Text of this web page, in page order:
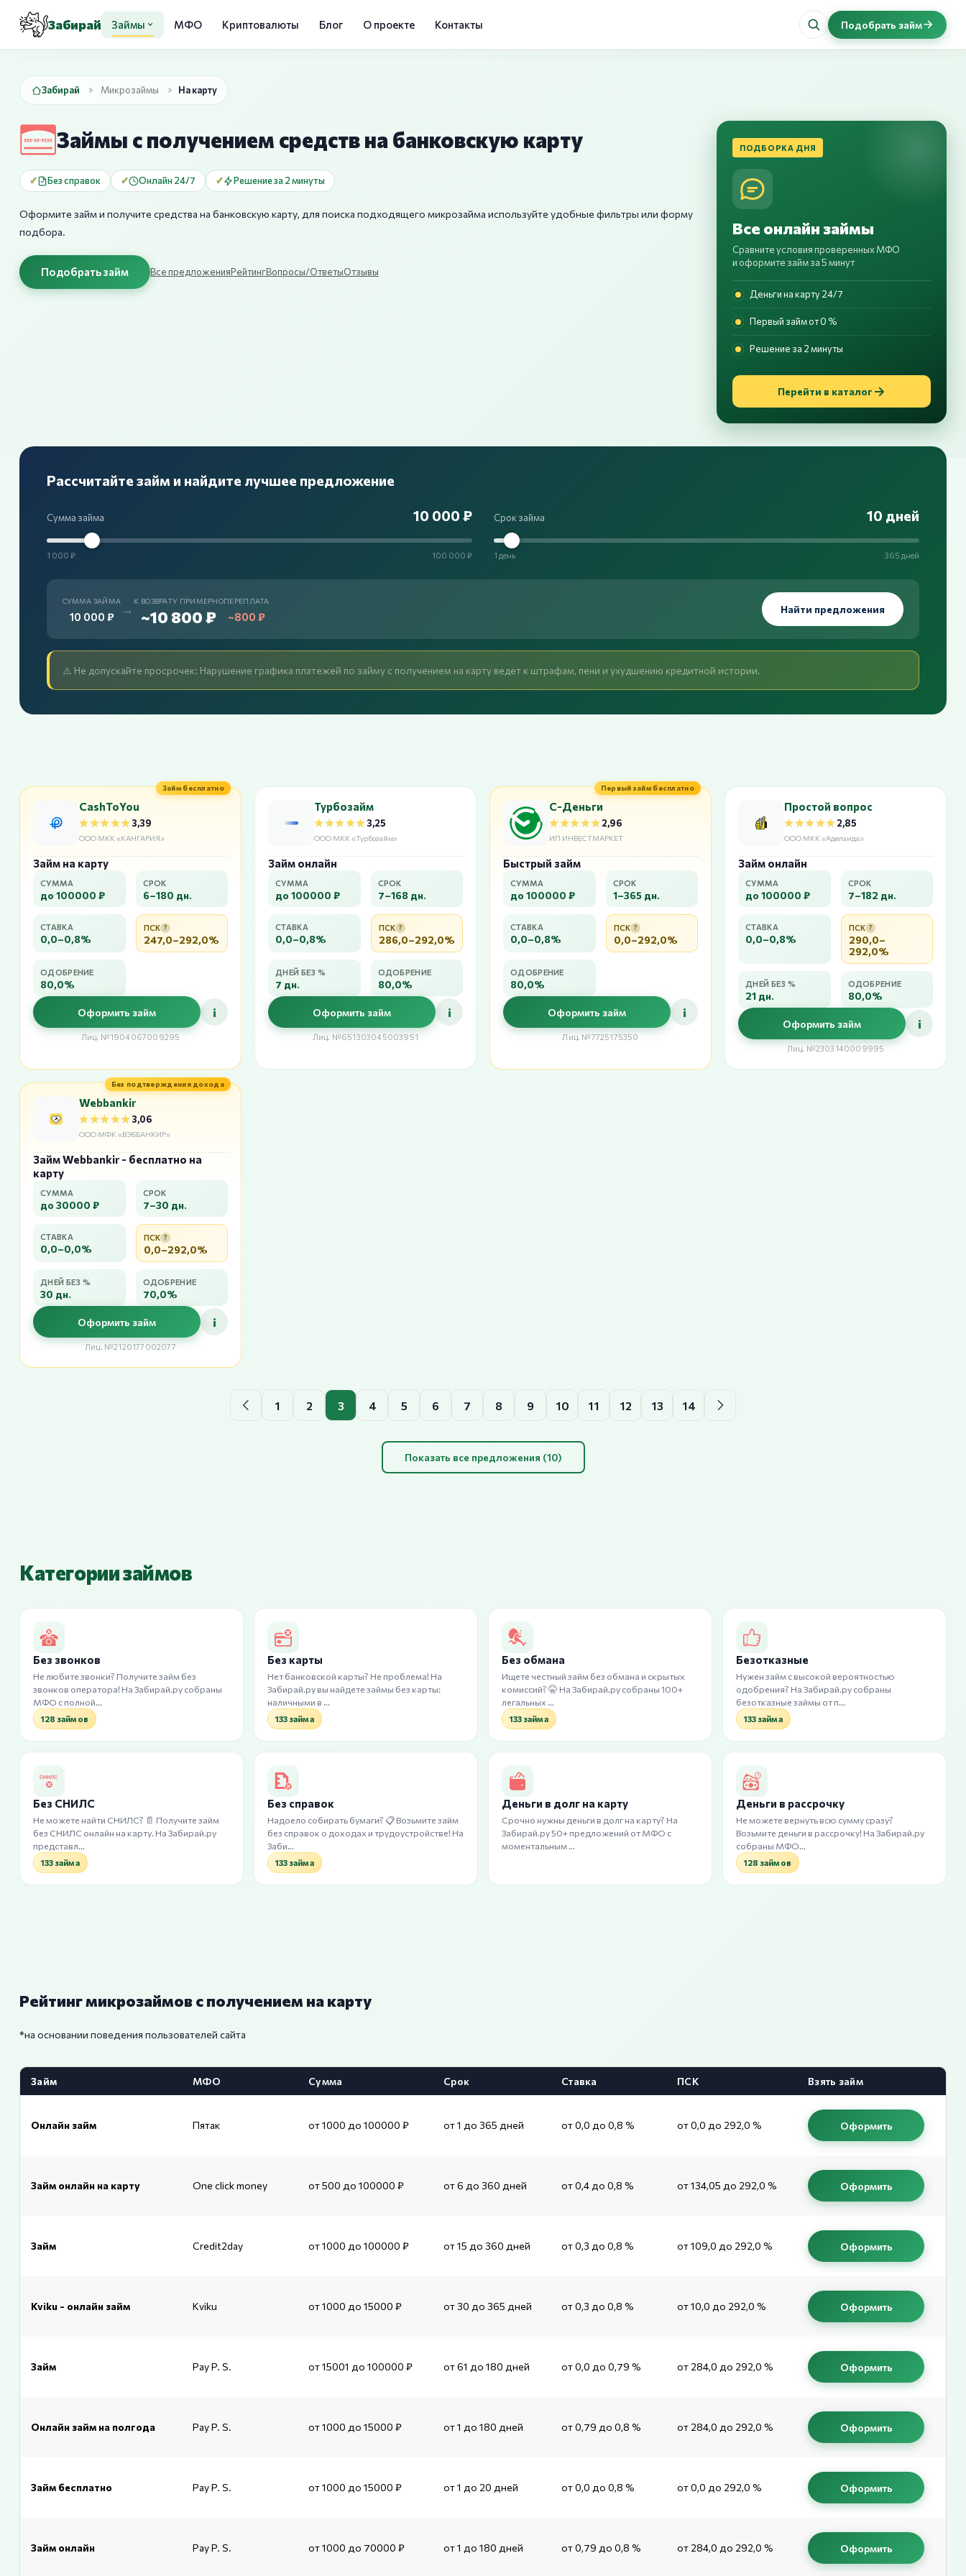
Забирай Займы МФО Криптовалюты Блог О проекте Контакты Подобрать займ
Забирай Микрозаймы На карту
Займы с получением средств на банковскую карту
Без справок Онлайн 24/7 Решение за 2 минуты
Оформите займ и получите средства на банковскую карту, для поиска подходящего микрозайма используйте удобные фильтры или форму
подбора.
Подобрать займ Все предложенияРейтингВопросы/ОтветыОтзывы
ПОДБОРКА ДНЯ
Все онлайн займы
Сравните условия проверенных МФО
и оформите займ за 5 минут
Деньги на карту 24/7
Первый займ от 0 %
Решение за 2 минуты
Перейти в каталог
Рассчитайте займ и найдите лучшее предложение
Сумма займа 10 000 ₽
1 000 ₽ 100 000 ₽
Срок займа 10 дней
1 день 365 дней
СУММА ЗАЙМА
10 000 ₽ → К ВОЗВРАТУ ПРИМЕРНО
~10 800 ₽
ПЕРЕПЛАТА
~800 ₽
Найти предложения
⚠️ Не допускайте просрочек: Нарушение графика платежей по займу с получением на карту ведет к штрафам, пени и ухудшению кредитной истории.
Займ бесплатно
CashToYou
★★★★★
★★★★★3,39
ООО МКК «КАНГАРИЯ»
Займ на карту
СУММА
до 100000 ₽
СРОК
6–180 дн.
СТАВКА
0,0–0,8%
ПСК ?
247,0–292,0%
ОДОБРЕНИЕ
80,0%
Оформить займ i
Лиц. №1904067009295
Турбозайм
★★★★★
★★★★★3,25
ООО МКК «Турбозайм»
Займ онлайн
СУММА
до 100000 ₽
СРОК
7–168 дн.
СТАВКА
0,0–0,8%
ПСК ?
286,0–292,0%
ДНЕЙ БЕЗ %
7 дн.
ОДОБРЕНИЕ
80,0%
Оформить займ i
Лиц. №651303045003951
Первый займ бесплатно
С-Деньги
★★★★★
★★★★★2,96
ИП ИНВЕСТМАРКЕТ
Быстрый займ
СУММА
до 100000 ₽
СРОК
1–365 дн.
СТАВКА
0,0–0,8%
ПСК ?
0,0–292,0%
ОДОБРЕНИЕ
80,0%
Оформить займ i
Лиц. №7725175350
Простой вопрос
★★★★★
★★★★★2,85
ООО МКК «Аделаида»
Займ онлайн
СУММА
до 100000 ₽
СРОК
7–182 дн.
СТАВКА
0,0–0,8%
ПСК ?
290,0–
292,0%
ДНЕЙ БЕЗ %
21 дн.
ОДОБРЕНИЕ
80,0%
Оформить займ i
Лиц. №2303140009995
Без подтверждения дохода
Webbankir
★★★★★
★★★★★3,06
ООО МФК «ВЭББАНКИР»
Займ Webbankir - бесплатно на
карту
СУММА
до 30000 ₽
СРОК
7–30 дн.
СТАВКА
0,0–0,0%
ПСК ?
0,0–292,0%
ДНЕЙ БЕЗ %
30 дн.
ОДОБРЕНИЕ
70,0%
Оформить займ i
Лиц. №2120177002077
1 2 3 4 5 6 7 8 9 10 11 12 13 14
Показать все предложения (10)
Категории займов
Без звонков
Не любите звонки? Получите займ без
звонков оператора! На Забирай.ру собраны
МФО с полной…
128 займов
Без карты
Нет банковской карты? Не проблема! На
Забирай.ру вы найдете займы без карты:
наличными в …
133 займа
Без обмана
Ищете честный займ без обмана и скрытых
комиссий? 🤫 На Забирай.ру собраны 100+
легальных …
133 займа
Безотказные
Нужен займ с высокой вероятностью
одобрения? На Забирай.ру собраны
безотказные займы от п…
133 займа
Без СНИЛС
Не можете найти СНИЛС? 📄 Получите займ
без СНИЛС онлайн на карту. На Забирай.ру
представл…
133 займа
Без справок
Надоело собирать бумаги? 📋 Возьмите займ
без справок о доходах и трудоустройстве! На
Заби…
133 займа
Деньги в долг на карту
Срочно нужны деньги в долг на карту? На
Забирай.ру 50+ предложений от МФО с
моментальным …
Деньги в рассрочку
Не можете вернуть всю сумму сразу?
Возьмите деньги в рассрочку! На Забирай.ру
собраны МФО…
128 займов
Рейтинг микрозаймов с получением на карту
*на основании поведения пользователей сайта
Займ МФО Сумма Срок Ставка ПСК Взять займ
Онлайн займ Пятак от 1000 до 100000 ₽ от 1 до 365 дней от 0,0 до 0,8 % от 0,0 до 292,0 % Оформить
Займ онлайн на карту One click money от 500 до 100000 ₽ от 6 до 360 дней от 0,4 до 0,8 % от 134,05 до 292,0 % Оформить
Займ Credit2day от 1000 до 100000 ₽ от 15 до 360 дней от 0,3 до 0,8 % от 109,0 до 292,0 % Оформить
Kviku - онлайн займ Kviku от 1000 до 15000 ₽ от 30 до 365 дней от 0,3 до 0,8 % от 10,0 до 292,0 % Оформить
Займ Pay P. S. от 15001 до 100000 ₽ от 61 до 180 дней от 0,0 до 0,79 % от 284,0 до 292,0 % Оформить
Онлайн займ на полгода Pay P. S. от 1000 до 15000 ₽ от 1 до 180 дней от 0,79 до 0,8 % от 284,0 до 292,0 % Оформить
Займ бесплатно Pay P. S. от 1000 до 15000 ₽ от 1 до 20 дней от 0,0 до 0,8 % от 0,0 до 292,0 % Оформить
Займ онлайн Pay P. S. от 1000 до 70000 ₽ от 1 до 180 дней от 0,79 до 0,8 % от 284,0 до 292,0 % Оформить